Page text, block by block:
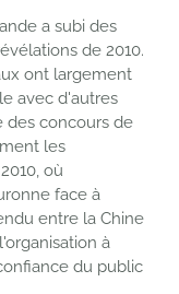
a subi des
de 2010.
ont largement
avec d'autres
des concours de
les
où
face à
entre la Chine
à
du public